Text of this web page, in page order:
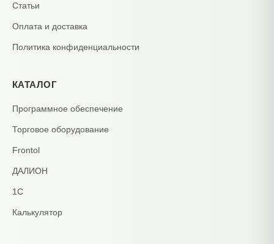
Статьи
Оплата и доставка
Политика конфиденциальности
КАТАЛОГ
Программное обеспечение
Торговое оборудование
Frontol
ДАЛИОН
1С
Калькулятор